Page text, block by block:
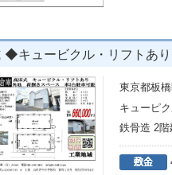
キュービクル・リフトあ
東京都板
キューピ
鉄骨造 2階